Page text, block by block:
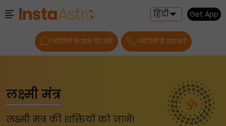
हिंदी Get App
ज्योतिषी के साथ चैट करें ज्योतिषी से बात करें
लक्ष्मी मंत्र
लक्ष्मी मंत्र की शक्तियों को जानें!